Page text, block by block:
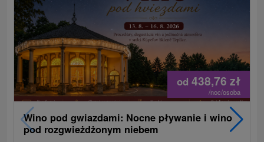
od 438,76zł
/noc/osoba
Wino pod gwiazdami: Nocne pływanie i wino
pod rozgwieżdżonym niebem